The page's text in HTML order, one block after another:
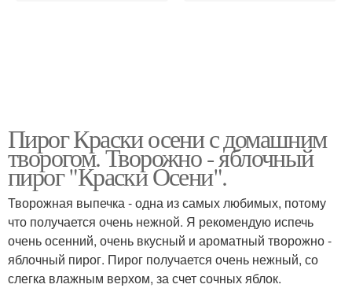
Пирог Краски осени с домашним
творогом. Творожно - яблочный
пирог "Краски Осени".
Творожная выпечка - одна из самых любимых, потому
что получается очень нежной. Я рекомендую испечь
очень осенний, очень вкусный и ароматный творожно -
яблочный пирог. Пирог получается очень нежный, со
слегка влажным верхом, за счет сочных яблок.